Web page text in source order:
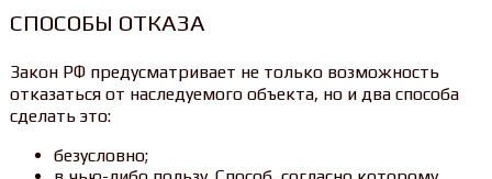
СПОСОБЫ ОТКАЗА
Закон РФ предусматривает не только возможность
отказаться от наследуемого объекта, но и два способа
сделать это:
безусловно;